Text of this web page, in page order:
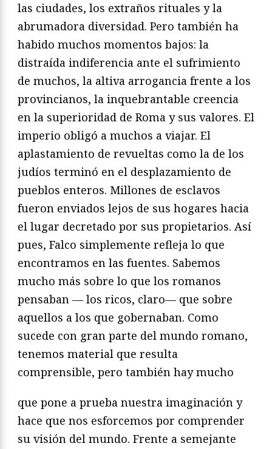
las ciudades, los extraños rituales y la
abrumadora diversidad. Pero también ha
habido muchos momentos bajos: la
distraída indiferencia ante el sufrimiento
de muchos, la altiva arrogancia frente a los
provincianos, la inquebrantable creencia
en la superioridad de Roma y sus valores. El
imperio obligó a muchos a viajar. El
aplastamiento de revueltas como la de los
judíos terminó en el desplazamiento de
pueblos enteros. Millones de esclavos
fueron enviados lejos de sus hogares hacia
el lugar decretado por sus propietarios. Así
pues, Falco simplemente refleja lo que
encontramos en las fuentes. Sabemos
mucho más sobre lo que los romanos
pensaban — los ricos, claro— que sobre
aquellos a los que gobernaban. Como
sucede con gran parte del mundo romano,
tenemos material que resulta
comprensible, pero también hay mucho
que pone a prueba nuestra imaginación y
hace que nos esforcemos por comprender
su visión del mundo. Frente a semejante